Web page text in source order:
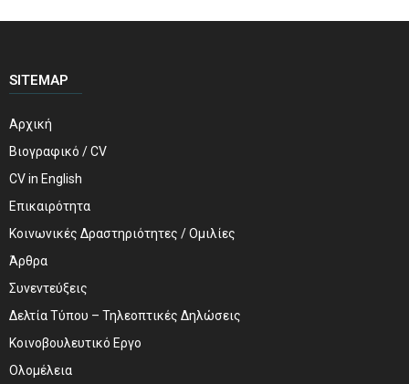
SITEMAP
Αρχική
Βιογραφικό / CV
CV in English
Επικαιρότητα
Κοινωνικές Δραστηριότητες / Ομιλίες
Άρθρα
Συνεντεύξεις
Δελτία Τύπου – Τηλεοπτικές Δηλώσεις
Κοινοβουλευτικό Εργο
Ολομέλεια